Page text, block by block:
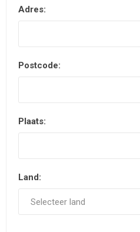
Adres:
Postcode:
Plaats:
Land: